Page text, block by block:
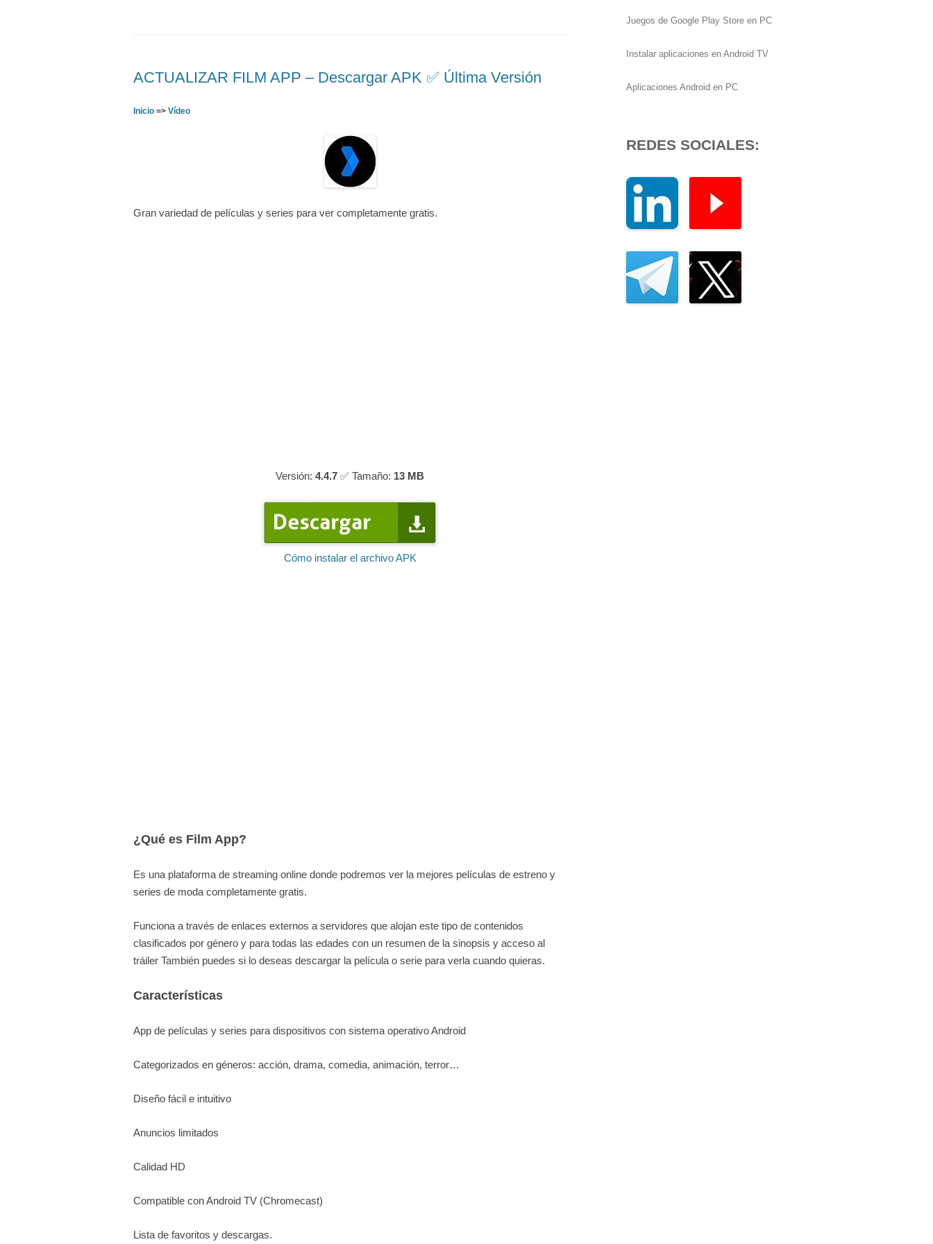
ACTUALIZAR FILM APP – Descargar APK ✅️ Última Versión
Inicio => Vídeo
Gran variedad de películas y series para ver completamente gratis.
Versión:4.4.7✅ Tamaño: 13 MB
Cómo instalar el archivo APK
¿Qué es Film App?
Es una plataforma de streaming online donde podremos ver la mejores películas de estreno y
series de moda completamente gratis.
Funciona a través de enlaces externos a servidores que alojan este tipo de contenidos
clasificados por género y para todas las edades con un resumen de la sinopsis y acceso al
tráiler También puedes si lo deseas descargar la película o serie para verla cuando quieras.
Características
App de películas y series para dispositivos con sistema operativo Android
Categorizados en géneros: acción, drama, comedia, animación, terror…
Diseño fácil e intuitivo
Anuncios limitados
Calidad HD
Compatible con Android TV (Chromecast)
Lista de favoritos y descargas.
Juegos de Google Play Store en PC
Instalar aplicaciones en Android TV
Aplicaciones Android en PC
REDES SOCIALES: